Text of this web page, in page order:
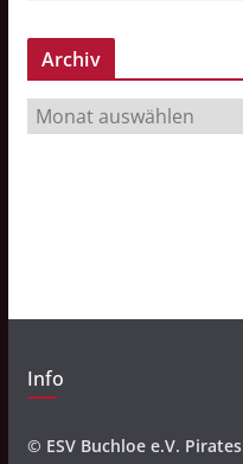
Archiv
r
Info
© ESV Buchloe e.V. Pirates